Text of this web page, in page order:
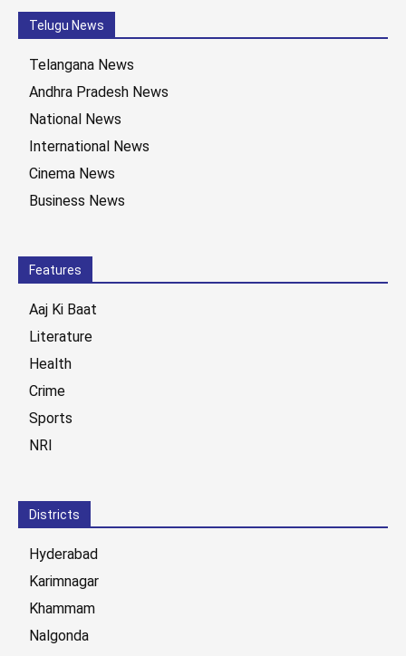
Telugu News
Telangana News
Andhra Pradesh News
National News
International News
Cinema News
Business News
Features
Aaj Ki Baat
Literature
Health
Crime
Sports
NRI
Districts
Hyderabad
Karimnagar
Khammam
Nalgonda